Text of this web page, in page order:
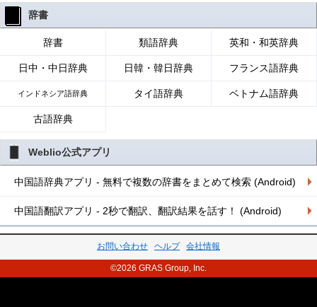
辞書
辞書 類語辞典 英和・和英辞典
日中・中日辞典 日韓・韓日辞典 フランス語辞典
インドネシア語辞典 タイ語辞典 ベトナム語辞典
古語辞典
Weblio公式アプリ
中国語辞典アプリ - 無料で複数の辞書をまとめて検索 (Android)
中国語翻訳アプリ - 2秒で翻訳、翻訳結果を話す！ (Android)
お問い合わせ ヘルプ 会社情報
©2026 GRAS Group, Inc.